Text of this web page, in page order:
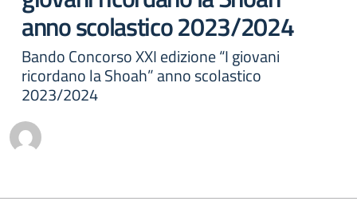
anno scolastico 2023/2024
Bando Concorso XXI edizione “I giovani
ricordano la Shoah” anno scolastico
2023/2024